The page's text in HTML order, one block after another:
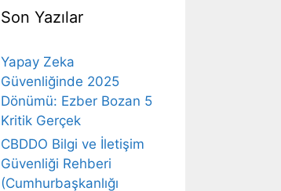
Son Yazılar
Yapay Zeka
Güvenliğinde 2025
Dönümü: Ezber Bozan 5
Kritik Gerçek
CBDDO Bilgi ve İletişim
Güvenliği Rehberi
(Cumhurbaşkanlığı